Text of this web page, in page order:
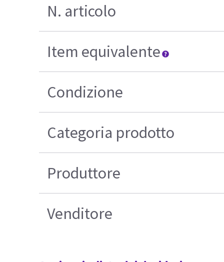
N. articolo
Item equivalente
Condizione
Categoria prodotto
Produttore
Venditore